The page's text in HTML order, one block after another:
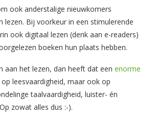
ook anderstalige nieuwkomers
lezen. Bij voorkeur in een stimulerende
ook digitaal lezen (denk aan e-readers)
boeken hun plaats hebben.
aan het lezen, dan heeft dat een enorme
leesvaardigheid, maar ook op
taalvaardigheid, luister- én
zowat alles dus :-).